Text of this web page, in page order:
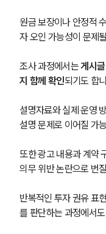
원금 보장이나 안정적
자 오인 가능성이 문제
조사 과정에서는 게시
지 함께 확인되기도 합
설명자료와 실제 운영
설명 문제로 이어질 가
또한 광고 내용과 계약
의무 위반 논란으로 번
반복적인 투자 권유 표
를 판단하는 과정에서